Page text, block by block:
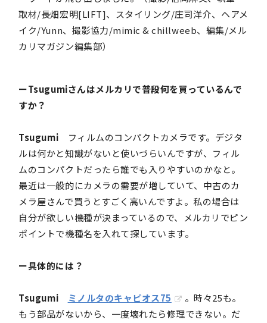
取材/長畑宏明[LIFT]、スタイリング/庄司洋介、ヘアメ
イク/Yunn、撮影協力/mimic & chillweeb、編集/メル
カリマガジン編集部）
ーTsugumiさんはメルカリで普段何を買っているんで
すか？
Tsugumi
フィルムのコンパクトカメラです。デジタ
ルは何かと知識がないと使いづらいんですが、フィル
ムのコンパクトだったら誰でも入りやすいのかなと。
最近は一般的にカメラの需要が増していて、中古のカ
メラ屋さんで買うとすごく高いんですよ。私の場合は
自分が欲しい機種が決まっているので、メルカリでピン
ポイントで機種名を入れて探しています。
ー具体的には？
Tsugumi ミノルタのキャピオス75
。時々25も。
もう部品がないから、一度壊れたら修理できない。だ